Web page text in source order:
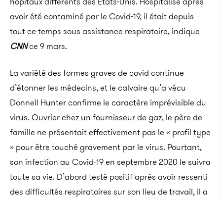
avoir été contaminé par le Covid-19, il était depuis
tout ce temps sous assistance respiratoire, indique
CNNce 9 mars.
La variété des formes graves de covid continue
d’étonner les médecins, et le calvaire qu’a vécu
Donnell Hunter confirme le caractère imprévisible du
virus. Ouvrier chez un fournisseur de gaz, le père de
famille ne présentait effectivement pas le « profil type
» pour être touché gravement par le virus. Pourtant,
son infection au Covid-19 en septembre 2020 le suivra
toute sa vie. D’abord testé positif après avoir ressenti
des difficultés respiratoires sur son lieu de travail, il a